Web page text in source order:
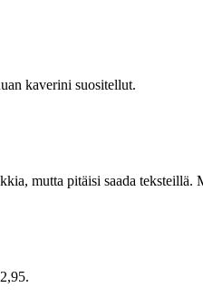
kaverini suositellut.
mutta pitäisi saada teksteillä.